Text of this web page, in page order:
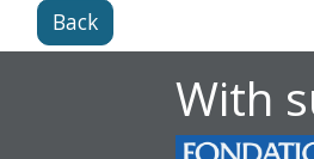
Back
With